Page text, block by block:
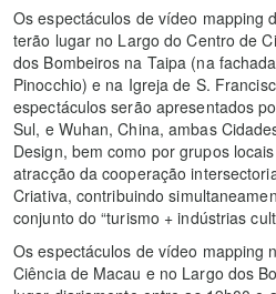
Os espectáculos de vídeo mapping
terão lugar no Largo do Centro de
dos Bombeiros na Taipa (na
Pinocchio) e na Igreja de S.
espectáculos serão apresentados
Sul, e Wuhan, China, ambas
Design, bem como por grupos
atracção da cooperação
Criativa, contribuindo
conjunto do “turismo + indústrias
Os espectáculos de vídeo mapping
Ciência de Macau e no Largo dos